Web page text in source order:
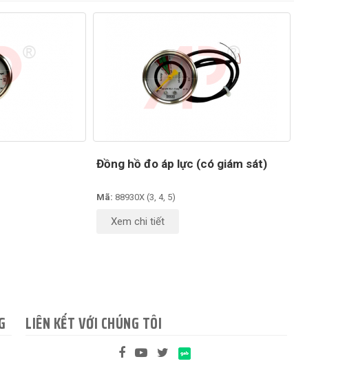
Đồng hồ đo áp lực (có giám sát)
Mã: 88930X (3, 4, 5)
Xem chi tiết
LIÊN KẾT VỚI CHÚNG TÔI